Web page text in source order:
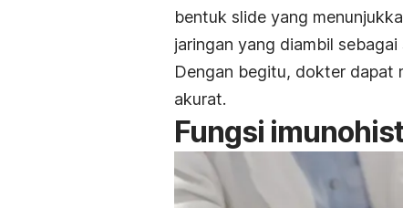
bentuk slide yang
jaringan yang diambil sebagai
Dengan begitu, dokter dapat
akurat.
Fungsi